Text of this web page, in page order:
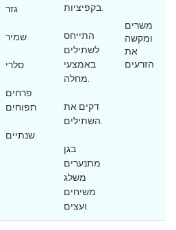
גזר
שמיר
סלרי
פרחים
תפוחים
שנתיים
התייחס
לשתילים
באמצעי
דקים את
בגן
מתנערים
משלג
משיחים
משרים
ומקשה
את
הזרעים